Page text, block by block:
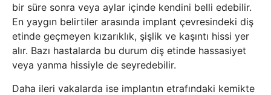
bir süre sonra veya aylar içinde kendini belli edebilir.
En yaygın belirtiler arasında implant çevresindeki diş
etinde geçmeyen kızarıklık, şişlik ve kaşıntı hissi yer
alır. Bazı hastalarda bu durum diş etinde hassasiyet
veya yanma hissiyle de seyredebilir.
Daha ileri vakalarda ise implantın etrafındaki kemikte